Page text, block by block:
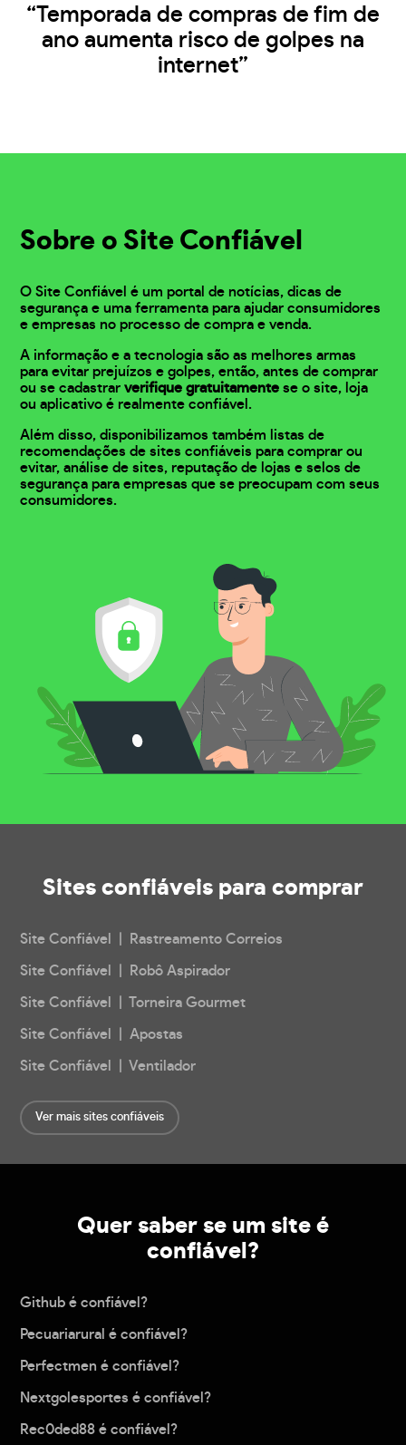
“Temporada de compras de fim de
ano aumenta risco de golpes na
internet”
Sobre o Site Confiável
O Site Confiável é um portal de notícias, dicas de
segurança e uma ferramenta para ajudar consumidores
e empresas no processo de compra e venda.
A informação e a tecnologia são as melhores armas
para evitar prejuízos e golpes, então, antes de comprar
ou se cadastrarverifique gratuitamente se o site, loja
ou aplicativo é realmente confiável.
Além disso, disponibilizamos também listas de
recomendações de sites confiáveis para comprar ou
evitar, análise de sites, reputação de lojas e selos de
segurança para empresas que se preocupam com seus
consumidores.
Sites confiáveis para comprar
Site Confiável | Rastreamento Correios
Site Confiável | Robô Aspirador
Site Confiável | Torneira Gourmet
Site Confiável | Apostas
Site Confiável | Ventilador
Ver mais sites confiáveis
Quer saber se um site é
confiável?
Github é confiável?
Pecuariarural é confiável?
Perfectmen é confiável?
Nextgolesportes é confiável?
Rec0ded88 é confiável?